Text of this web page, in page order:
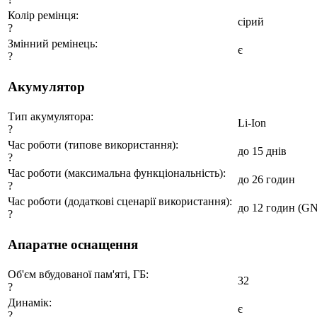
Колір ремінця:
?
сірий
Змінний ремінець:
?
є
Акумулятор
Тип акумулятора:
?
Li-Ion
Час роботи (типове використання):
?
до 15 днів
Час роботи (максимальна функціональність):
?
до 26 годин
Час роботи (додаткові сценарії використання):
?
до 12 годин
Апаратне оснащення
Об'єм вбудованої пам'яті, ГБ:
?
32
Динамік:
є